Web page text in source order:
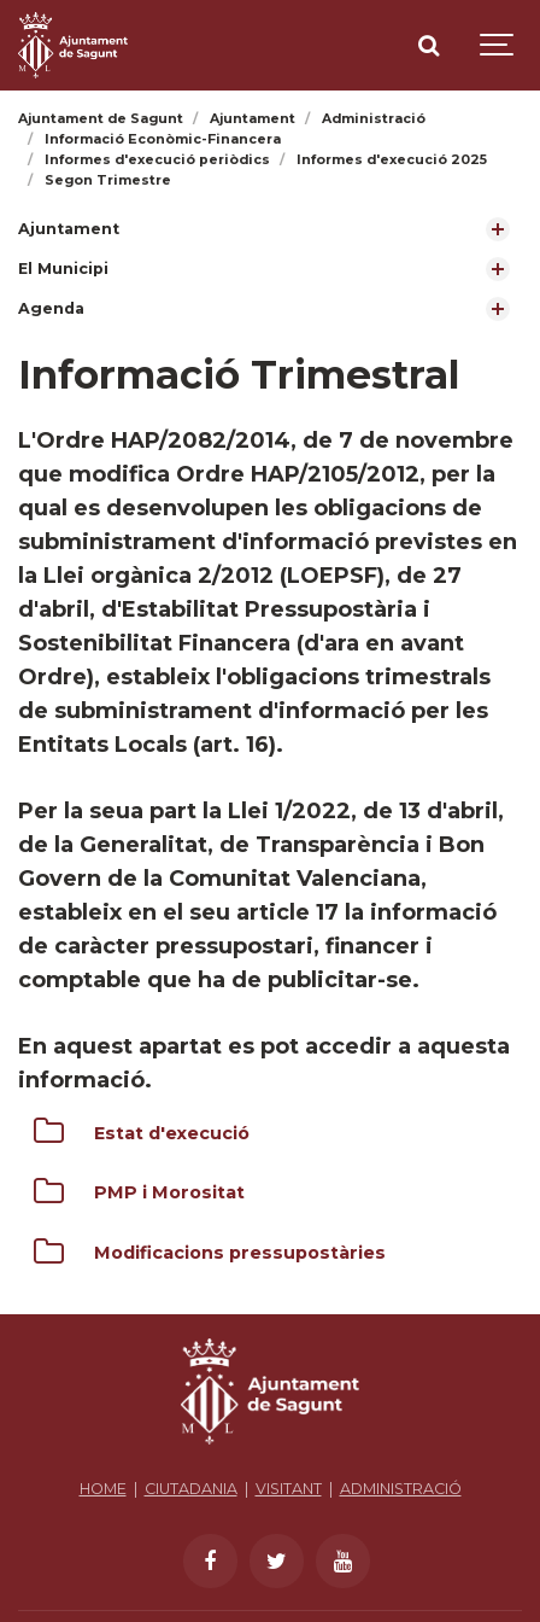
Ajuntament de Sagunt Ajuntament
Administració
Informació Econòmic-Financera
Informes d'execució periòdics
Informes d'execució 2025
Segon Trimestre
Ajuntament
El Municipi
Agenda
Informació Trimestral
L'Ordre HAP/2082/2014, de 7 de novembre
que modifica Ordre HAP/2105/2012, per la
qual es desenvolupen les obligacions de
subministrament d'informació previstes en
la Llei orgànica 2/2012 (LOEPSF), de 27
d'abril, d'Estabilitat Pressupostària i
Sostenibilitat Financera (d'ara en avant
Ordre), estableix l'obligacions trimestrals
de subministrament d'informació per les
Entitats Locals (art. 16).
Per la seua part la Llei 1/2022, de 13 d'abril,
de la Generalitat, de Transparència i Bon
Govern de la Comunitat Valenciana,
estableix en el seu article 17 la informació
de caràcter pressupostari, financer i
comptable que ha de publicitar-se.
En aquest apartat es pot accedir a aquesta
informació.
Estat d'execució
PMP i Morositat
Modificacions pressupostàries
HOME| CIUTADANIA| VISITANT| ADMINISTRACIÓ